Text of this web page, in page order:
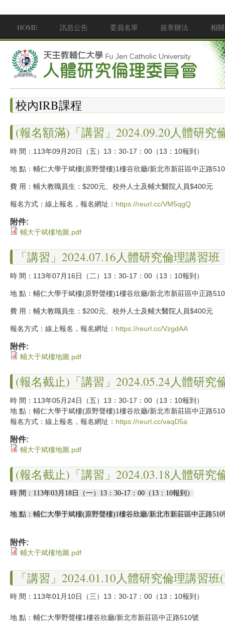
Main menu
HOME 訊息公告 委員名單 規章辦法 相
校內IRB課程
(報名額滿)「講習」2024.09.20人體研究
時 間：113年09月20日（五）13：30-17：00（13：10報到）
地 點：輔仁大學于斌樓(原野聲樓)1樓谷欣廳/新北市新莊區中正路
費 用：輔大教職員生：$200元、校外人士及輔大醫院人員$400元
報名方式：線上報名，報名網址： https://reurl.cc/VM5qgQ
附件:
輔大于斌樓地圖.pdf
「講習」2024.07.16人體研究倫理講習班
時 間：113年07月16日（二）13：30-17：00（13：10報到）
地 點：輔仁大學于斌樓(原野聲樓)1樓谷欣廳/新北市新莊區中正路
費 用：輔大教職員生：$200元、校外人士及輔大醫院人員$400元
報名方式：線上報名，報名網址： https://reurl.cc/VzgdAA
附件:
輔大于斌樓地圖.pdf
(報名截止)「講習」2024.05.24人體研究
時 間：113年05月24日（五）13：30-17：00（13：10報到）
地 點：輔仁大學于斌樓(原野聲樓)1樓谷欣廳/新北市新莊區中正路
報名方式：線上報名，報名網址： https://reurl.cc/vaqD5a
附件:
輔大于斌樓地圖.pdf
(報名截止)「講習」2024.03.18人體研究
時 間：113年03月18日（一）13：30-17：00（13：10報到）
地 點：輔仁大學于斌樓(原野聲樓)1樓谷欣廳/新北市新莊區中正路510
附件:
輔大于斌樓地圖.pdf
「講習」2024.01.10人體研究倫理講習
時 間：113年01月10日（三）13：30-17：00（13：10報到）
地 點：輔仁大學野聲樓1樓谷欣廳/新北市新莊區中正路510號